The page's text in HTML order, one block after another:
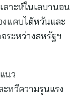
ลาะห์ในเลบานอน
แคบไต้หวันและ
ระหว่างสหรัฐฯ
นว
ทวีความรุนแรง